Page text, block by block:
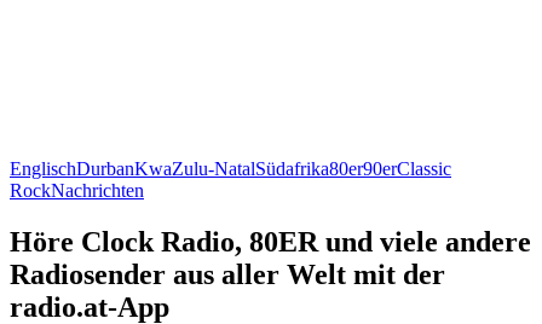
EnglischDurbanKwaZulu-NatalSüdafrika80er90erClassic
RockNachrichten
Höre Clock Radio, 80ER und viele andere
Radiosender aus aller Welt mit der
radio.at-App